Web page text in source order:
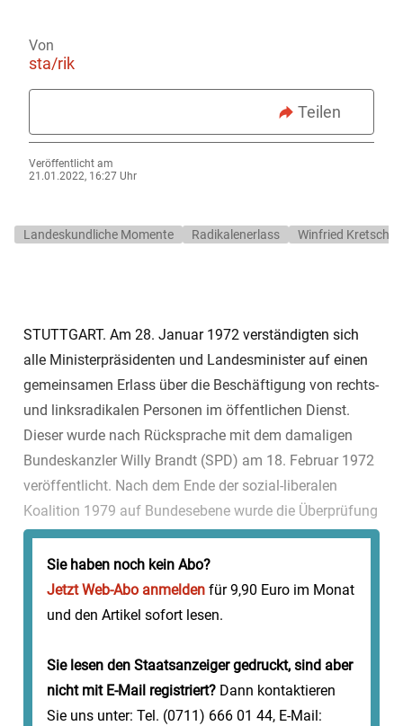
Von
sta/rik
Teilen
Veröffentlicht am
21.01.2022, 16:27 Uhr
Landeskundliche Momente Radikalenerlass Winfried
STUTTGART. Am 28. Januar 1972 verständigten sich
alle Ministerpräsidenten und Landesminister auf einen
gemeinsamen Erlass über die Beschäftigung von rechts-
und linksradikalen Personen im öffentlichen Dienst.
Dieser wurde nach Rücksprache mit dem damaligen
Bundeskanzler Willy Brandt (SPD) am 18. Februar 1972
veröffentlicht. Nach dem Ende der sozial-liberalen
Koalition 1979 auf Bundesebene wurde die Überprüfung
insbesondere auf Länderebene weiter fortgeführt, in
Baden-Württemberg b...
Sie haben noch kein Abo?
Jetzt Web-Abo anmelden für 9,90 Euro im Monat
und den Artikel sofort lesen.
Sie lesen den Staatsanzeiger gedruckt, sind aber
nicht mit E-Mail registriert? Dann kontaktieren
Sie uns unter: Tel. (0711) 666 01 44, E-Mail: